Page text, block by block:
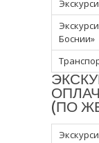
Боснии»
(ПО